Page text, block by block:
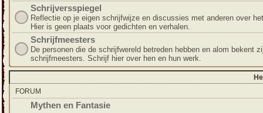
Schrijversspiegel
Reflectie op je eigen schrijfwijze en discussies met anderen over
Hier is geen plaats voor gedichten en verhalen.
Schrijfmeesters
De personen die de schrijfwereld betreden hebben en alom bekent
schrijfmeesters. Schrijf hier over hen en hun werk.
FORUM
Mythen en Fantasie